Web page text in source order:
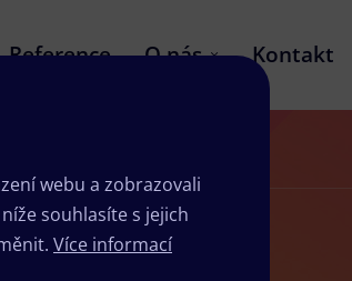
Reference O nás Kontakt
webu a zobrazovali
souhlasíte s jejich
Více informací